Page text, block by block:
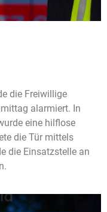
die Freiwillige
alarmiert. In
eine hilflose
die Tür mittels
die Einsatzstelle an